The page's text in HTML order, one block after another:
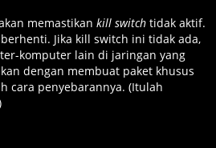
memastikan kill switch tidak aktif.
Jika kill switch ini tidak ada,
komputer lain di jaringan yang
dengan membuat paket khusus
cara penyebarannya. (Itulah